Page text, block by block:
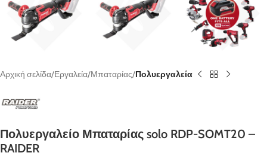
Αρχική σελίδα Εργαλεία Μπαταρίας Πολυεργαλεία
Πολυεργαλείο Μπαταρίας solo RDP-SOMT20 –
RAIDER